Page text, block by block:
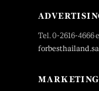
Tel. 0-2616-4666